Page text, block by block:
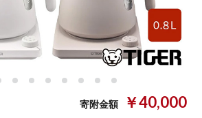
寄附金額 ￥40,000